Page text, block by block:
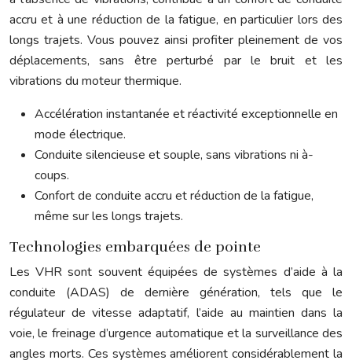
accru et à une réduction de la fatigue, en particulier lors des
longs trajets. Vous pouvez ainsi profiter pleinement de vos
déplacements, sans être perturbé par le bruit et les
vibrations du moteur thermique.
Accélération instantanée et réactivité exceptionnelle en
mode électrique.
Conduite silencieuse et souple, sans vibrations ni à-
coups.
Confort de conduite accru et réduction de la fatigue,
même sur les longs trajets.
Technologies embarquées de pointe
Les VHR sont souvent équipées de systèmes d’aide à la
conduite (ADAS) de dernière génération, tels que le
régulateur de vitesse adaptatif, l’aide au maintien dans la
voie, le freinage d’urgence automatique et la surveillance des
angles morts. Ces systèmes améliorent considérablement la